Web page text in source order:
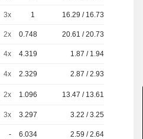
3x 1 16.29 / 16.73
2x 0.748 20.61 / 20.73
4x 4.319 1.87 / 1.94
4x 2.329 2.87 / 2.93
2x 1.096 13.47 / 13.61
3x 3.297 3.22 / 3.25
- 6.034 2.59 / 2.64